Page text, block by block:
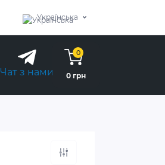
Українська
Чат з нами
0
0 грн